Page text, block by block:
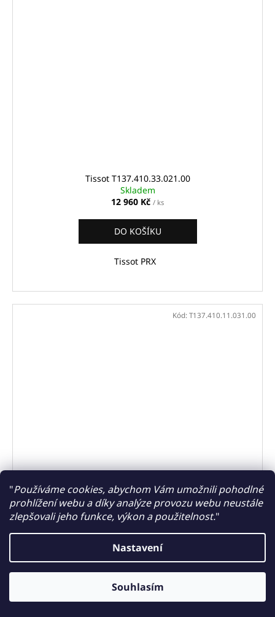
"Používáme cookies, abychom Vám umožnili pohodlné
prohlížení webu a díky analýze provozu webu neustále
zlepšovali jeho funkce, výkon a použitelnost."
Nastavení
Souhlasím
Výměna baterií, řemínků, kovových tahů, test vodotěsnosti,
Tissot T137.410.33.021.00
Skladem
12 960 Kč / ks
DO KOŠÍKU
Tissot PRX
Tissot T137.410.11.031.00
Na dotaz
Tissot PRX
Kód: T137.410.11.031.00